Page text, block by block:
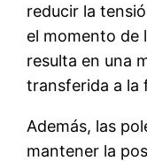
reducir la
el momento de
resulta en una
transferida a la
Además, las
mantener la